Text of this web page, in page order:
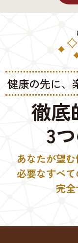
健康の先に、
徹底
3
あなたが望む
必要なすべ
完